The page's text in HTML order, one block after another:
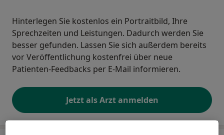
Hinterlegen Sie kostenlos ein Portraitbild, Ihre
Sprechzeiten und Leistungen. Dadurch werden Sie
besser gefunden. Lassen Sie sich außerdem bereits
vor Veröffentlichung kostenfrei über neue
Patienten-Feedbacks per E-Mail informieren.
Jetzt als Arzt anmelden